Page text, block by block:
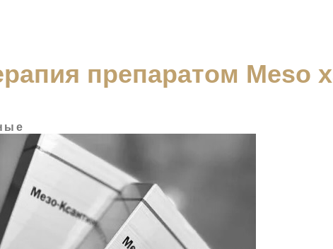
препаратом Meso